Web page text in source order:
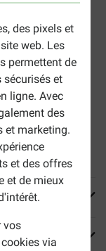
des pixels et
web. Les
permettent de
et
ligne. Avec
des
et marketing.
et des offres
et de mieux
vos
via
chat est une
pour votre